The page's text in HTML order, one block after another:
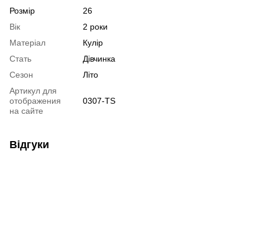
Розмір
26
Вік
2 роки
Матеріал
Кулір
Стать
Дівчинка
Сезон
Літо
Артикул для
отображения
на сайте
0307-TS
Відгуки